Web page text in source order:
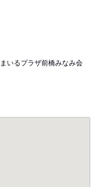
いるプラザ前橋みなみ会